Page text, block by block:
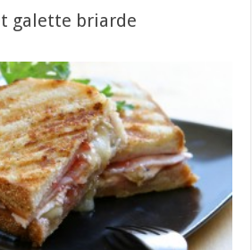
galette briarde